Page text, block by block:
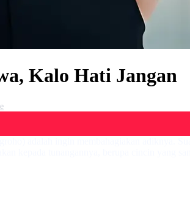
Kalo Hati Jangan